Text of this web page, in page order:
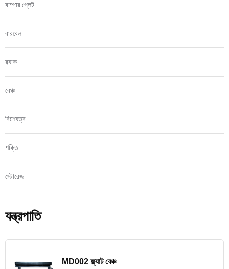
বাম্পার প্লেট
বারবেল
র‍্যাক
বেঞ্চ
বিশেষত্ব
শক্তি
স্টোরেজ
যন্ত্রপাতি
MD002 ফ্ল্যাট বেঞ্চ